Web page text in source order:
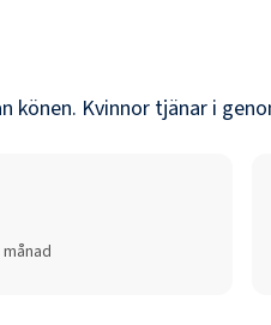
könen. Kvinnor tjänar i